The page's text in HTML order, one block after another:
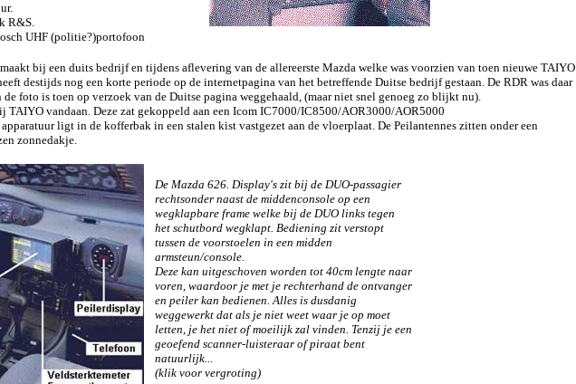
R&S.
UHF (politie?)portofoon
bij een duits bedrijf en tijdens aflevering van de allereerste Mazda welke was voorzien van toen nieuwe TAIYO
destijds nog een korte periode op de internetpagina van het betreffende Duitse bedrijf gestaan. De RDR was daar
foto is toen op verzoek van de Duitse pagina weggehaald, (maar niet snel genoeg zo blijkt nu).
TAIYO vandaan. Deze zat gekoppeld aan een Icom IC7000/IC8500/AOR3000/AOR5000
ligt in de kofferbak in een stalen kist vastgezet aan de vloerplaat. De Peilantennes zitten onder een
zonnedakje.
De Mazda 626. Display's zit bij de DUO-passagier
rechtsonder naast de middenconsole op een
wegklapbare frame welke bij de DUO links tegen
het schutbord wegklapt. Bediening zit verstopt
tussen de voorstoelen in een midden
armsteun/console.
Deze kan uitgeschoven worden tot 40cm lengte naar
voren, waardoor je met je rechterhand de ontvanger
en peiler kan bedienen. Alles is dusdanig
weggewerkt dat als je niet weet waar je op moet
letten, je het niet of moeilijk zal vinden. Tenzij je een
geoefend scanner-luisteraar of piraat bent
natuurlijk...
(klik voor vergroting)